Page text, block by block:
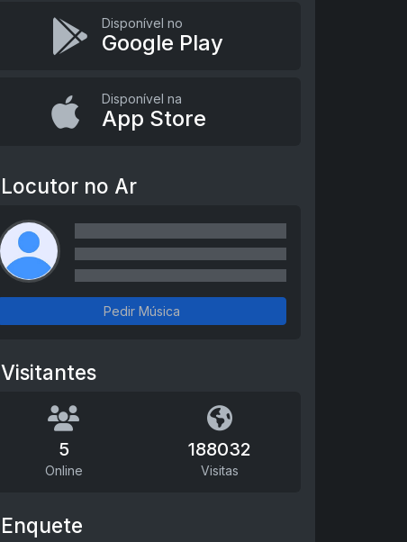
Disponível no
Google Play
Disponível na
App Store
Locutor no Ar
Pedir Música
Visitantes
5
Online
188032
Visitas
Enquete